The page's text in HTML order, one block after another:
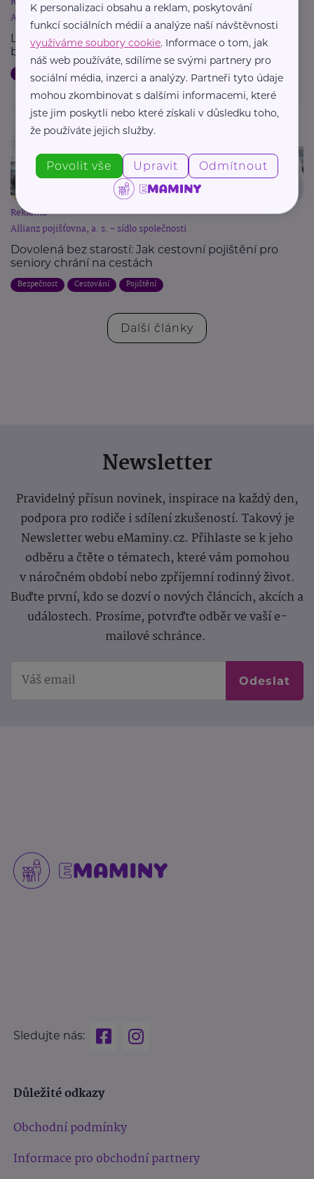
Allianz pojišťovna, a. s. - sídlo společnosti
Letní dovolená a pojištění: Jak chránit svůj majetek
během cest
Dovolená Bezpečnost Cestování Pojištění
Reklama
Allianz pojišťovna, a. s. - sídlo společnosti
Dovolená bez starostí: Jak cestovní pojištění pro
seniory chrání na cestách
Bezpečnost Cestování Pojištění
Další články
Newsletter
Pravidelný přísun novinek, inspirace na každý den,
podpora pro rodiče i sdílení zkušeností. Takový je
Newsletter webu eMaminy.cz. Přihlaste se k jeho
odběru a čtěte o tématech, které vám pomohou
v náročném období nebo zpříjemní rodinný život.
Buďte první, kdo se dozví o nových článcích, akcích a
událostech. Prosíme, potvrďte odběr ve vaší e-
mailové schránce.
Odeslat
Sledujte nás:
Důležité odkazy
Obchodní podmínky
Informace pro obchodní partnery
K personalizaci obsahu a reklam, poskytování
funkcí sociálních médií a analýze naší návštěvnosti
využíváme soubory cookie. Informace o tom, jak
náš web používáte, sdílíme se svými partnery pro
sociální média, inzerci a analýzy. Partneři tyto údaje
mohou zkombinovat s dalšími informacemi, které
jste jim poskytli nebo které získali v důsledku toho,
že používáte jejich služby.
Povolit vše Upravit Odmítnout